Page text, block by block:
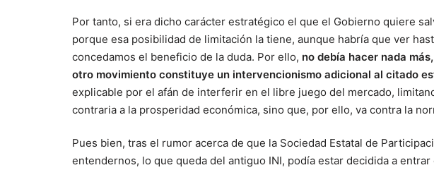
Por tanto, si era dicho carácter estratégico el que el Gobierno quiere
porque esa posibilidad de limitación la tiene, aunque habría que ver
concedamos el beneficio de la duda. Por ello, no debía hacer nada
otro movimiento constituye un intervencionismo adicional al citado
explicable por el afán de interferir en el libre juego del mercado,
contraria a la prosperidad económica, sino que, por ello, va contra la
Pues bien, tras el rumor acerca de que la Sociedad Estatal de
entendernos, lo que queda del antiguo INI, podía estar decidida a